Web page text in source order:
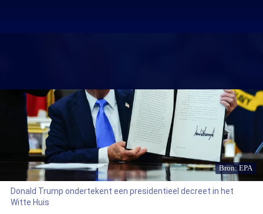
Bron: EPA
Donald Trump ondertekent een presidentieel decreet in het
Witte Huis